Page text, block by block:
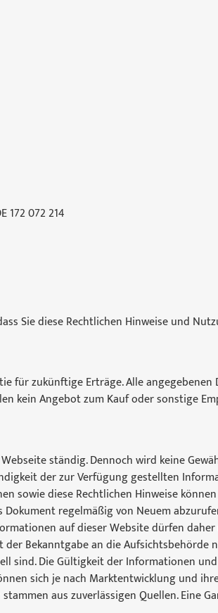
172 072 214
Sie diese Rechtlichen Hinweise und
für zukünftige Erträge. Alle angegebenen
kein Angebot zum Kauf oder sonstige
ständig. Dennoch wird keine
der zur Verfügung gestellten
sowie diese Rechtlichen Hinweise
regelmäßig von Neuem
auf dieser Website dürfen
Bekanntgabe an die Aufsichtsbehörde
sind. Die Gültigkeit der Informationen
sich je nach Marktentwicklung und
aus zuverlässigen Quellen. Eine